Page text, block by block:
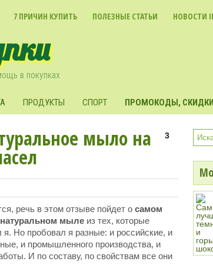
7 ПРИЧИН КУПИТЬ ПОЛЕЗНЫЕ СТАТЬИ НОВОСТИ
в покупках
ПРОДУКТЫ СПОРТ ПРОМОКОДЫ,
3
мыло на
речь в этом отзыве пойдет о самом
мыле из тех, которые
я. Но пробовал я разные: и российские, и
и промышленного производства, и
И по составу, по свойствам все они